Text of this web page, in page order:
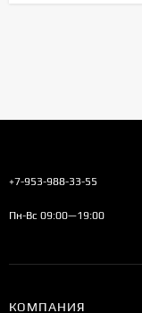
+7-953-988-33-55
Пн-Вс 09:00—19:00
КОМПАНИЯ